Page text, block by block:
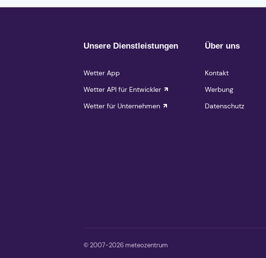
Unsere Dienstleistungen
Wetter App
Wetter API für Entwickler
Wetter für Unternehmen
Über uns
Kontakt
Werbung
Datenschutz
© 2007-2026 meteozentrum